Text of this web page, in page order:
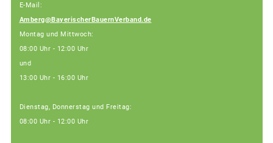
E-Mail:
Amberg@BayerischerBauernVerband.de
Montag und Mittwoch:
08:00 Uhr - 12:00 Uhr
und
13:00 Uhr - 16:00 Uhr
Dienstag, Donnerstag und Freitag:
08:00 Uhr - 12:00 Uhr